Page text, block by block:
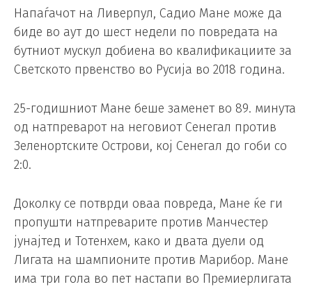
Напаѓачот на Ливерпул, Садио Мане може да
биде во аут до шест недели по повредата на
бутниот мускул добиена во квалификациите за
Светското првенство во Русија во 2018 година.
25-годишниот Мане беше заменет во 89. минута
од натпреварот на неговиот Сенегал против
Зеленортските Острови, кој Сенегал до гоби со
2:0.
Доколку се потврди оваа повреда, Мане ќе ги
пропушти натпреварите против Манчестер
јунајтед и Тотенхем, како и двата дуели од
Лигата на шампионите против Марибор. Мане
има три гола во пет настапи во Премиерлигата